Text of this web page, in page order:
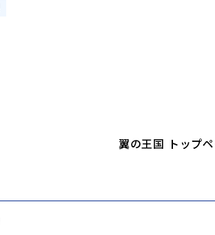
翼の王国 トップ